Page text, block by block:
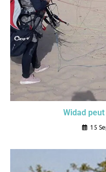
Widad
15